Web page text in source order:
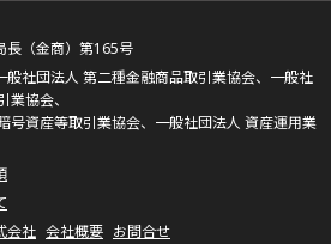
（金商）第165号
般社団法人 第二種金融商品取引業協会、一般社
協会、
号資産等取引業協会、一般社団法人 資産運用業
会社 会社概要 お問合せ